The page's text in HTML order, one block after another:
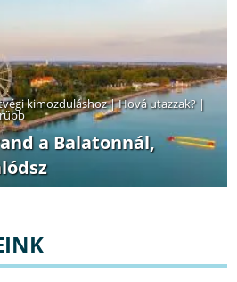
kimozduláshoz|Hová utazzak? |
a Balatonnál,